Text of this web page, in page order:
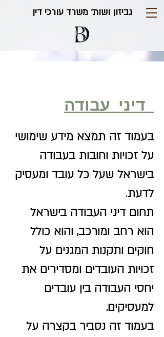
גביזון ושות' משרד עורכי דין
Our Work
This is your Project Page. It's a great
opportunity to help visitors understand
latest work. Double click on the text
box to start editing your content and
make sure to add all the relevant
בעמוד זה תמצא מידע שימושי
על זכויות וחובות בעבודה
בישראל שעל כל עובד ומעסיק
לדעת.
תחום דיני העבודה בישראל
הוא רחב ומורכב, והוא כולל
חוקים ותקנות המגנים על
זכויות העובדים ומסדירים את
יחסי העבודה בין עובדים
למעסיקים.
בעמוד זה נסביר בקצרה על